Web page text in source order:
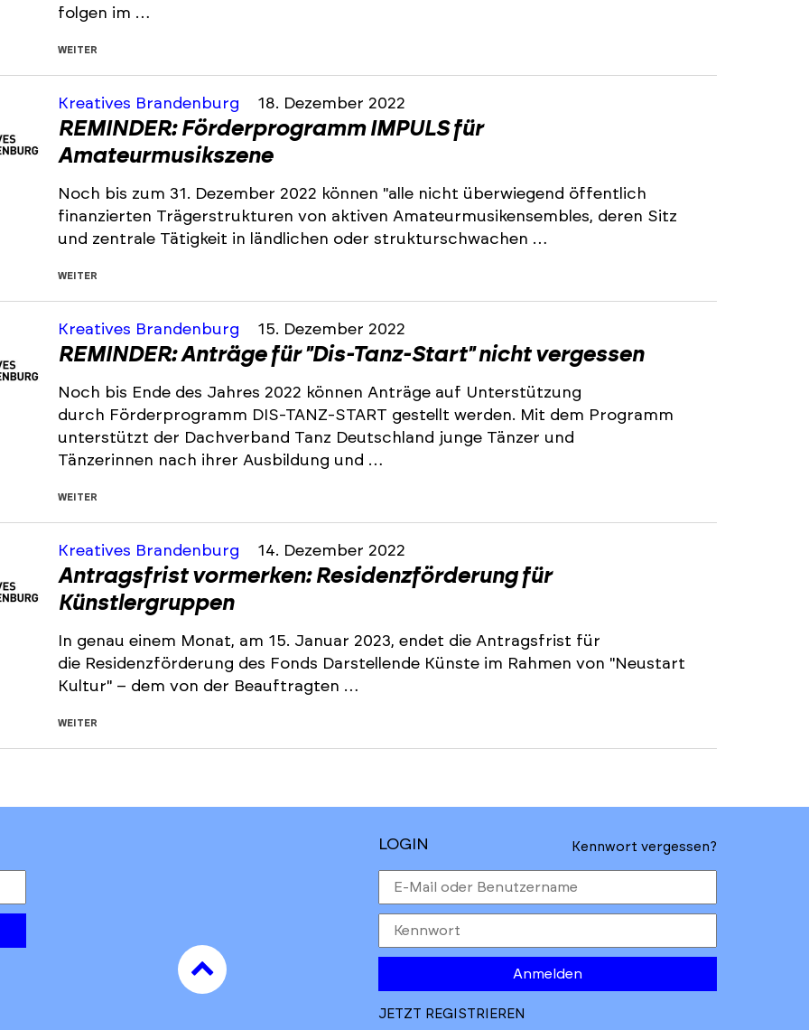
folgen im …
WEITER
Kreatives Brandenburg 18. Dezember 2022
REMINDER: Förderprogramm IMPULS für
Amateurmusikszene
Noch bis zum 31. Dezember 2022 können "alle nicht überwiegend öffentlich
finanzierten Trägerstrukturen von aktiven Amateurmusikensembles, deren Sitz
und zentrale Tätigkeit in ländlichen oder strukturschwachen …
WEITER
Kreatives Brandenburg 15. Dezember 2022
REMINDER: Anträge für "Dis-Tanz-Start" nicht vergessen
Noch bis Ende des Jahres 2022 können Anträge auf Unterstützung
durch Förderprogramm DIS-TANZ-START gestellt werden. Mit dem Programm
unterstützt der Dachverband Tanz Deutschland junge Tänzer und
Tänzerinnen nach ihrer Ausbildung und …
WEITER
Kreatives Brandenburg 14. Dezember 2022
Antragsfrist vormerken: Residenzförderung für
Künstlergruppen
In genau einem Monat, am 15. Januar 2023, endet die Antragsfrist für
die Residenzförderung des Fonds Darstellende Künste im Rahmen von "Neustart
Kultur" – dem von der Beauftragten …
WEITER
to
top
LOGIN Kennwort vergessen?
Anmelden
JETZT REGISTRIEREN